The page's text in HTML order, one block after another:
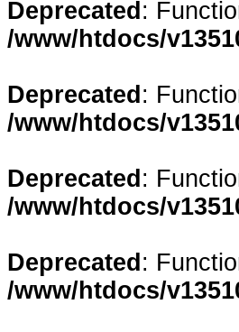
Deprecated :
/www/htdocs/
Deprecated :
/www/htdocs/
Deprecated :
/www/htdocs/
Deprecated :
/www/htdocs/